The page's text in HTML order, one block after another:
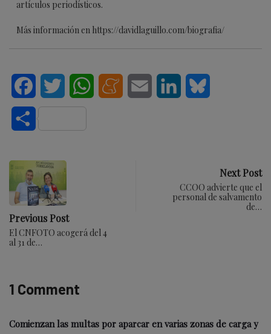
artículos periodísticos.
Más información en https://davidlaguillo.com/biografia/
FacebookTwitter WhatsAppMeneameEmail LinkedIn
Compartir
Previous Post
El CNFOTO acogerá del 4
al 31 de…
Next Post
CCOO advierte que el
personal de salvamento
de…
1 Comment
Comienzan las multas por aparcar en varias zonas de carga y